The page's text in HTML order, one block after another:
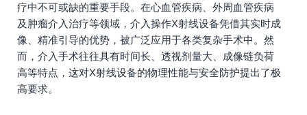
疗中不可或缺的重要手段。在心血管疾病、外周血管疾病
及肿瘤介入治疗等领域，介入操作X射线设备凭借其实时成
像、精准引导的优势，被广泛应用于各类复杂手术中。然
而，介入手术往往具有时间长、透视剂量大、成像链负荷
高等特点，这对X射线设备的物理性能与安全防护提出了极
高要求。